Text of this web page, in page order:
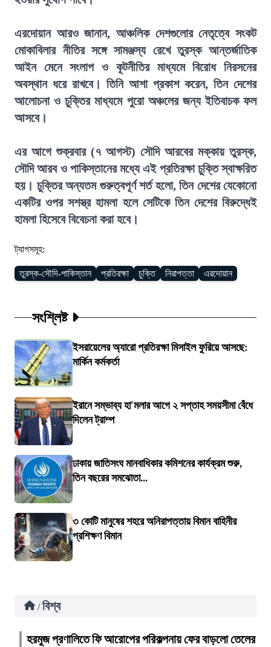
এরদোয়ান আরও জানান, আঞ্চলিক দেশগুলোর নেতৃত্বে সংকট
মোকাবিলার নীতির সঙ্গে সামঞ্জস্য রেখে তুরস্ক আন্তর্জাতিক
আইন মেনে সংলাপ ও কূটনীতির মাধ্যমে বিরোধ নিরসনের
অবস্থান ধরে রাখবে। তিনি আশা প্রকাশ করেন, তিন দেশের
আলোচনা ও চুক্তির মাধ্যমে পুরো অঞ্চলের জন্য ইতিবাচক ফল
আসবে।
এর আগে শুক্রবার (৭ আগস্ট) সৌদি আরবের মক্কায় তুরস্ক,
সৌদি আরব ও পাকিস্তানের মধ্যে এই প্রতিরক্ষা চুক্তি স্বাক্ষরিত
হয়। চুক্তির অন্যতম গুরুত্বপূর্ণ শর্ত হলো, তিন দেশের যেকোনো
একটির ওপর সশস্ত্র হামলা হলে সেটিকে তিন দেশের বিরুদ্ধেই
হামলা হিসেবে বিবেচনা করা হবে।
ট্যাগসমূহ:
তুরস্ক-সৌদি-পাকিস্তান প্রতিরক্ষা চুক্তি নিরাপত্তা এরদোয়ান
সংশ্লিষ্ট
ইসরায়েলের অ্যারো প্রতিরক্ষা মিসাইল ফুরিয়ে আসছে:
মার্কিন কর্মকর্তা
ইরানে সম্ভাব্য হা'মলার আগে ২ সপ্তাহ সময়সীমা বেঁধে
দিলেন ট্রাম্প
ঢাকায় জাতিসংঘ মানবাধিকার কমিশনের কার্যক্রম শুরু,
তিন বছরের সমঝোতা...
৩ কোটি মানুষের শহরে অনিরাপত্তায় বিমান বাহিনীর
প্রশিক্ষণ বিমান
/ বিশ্ব
হরমুজ প্রণালিতে ফি আরোপের পরিকল্পনায় ফের বাড়লো তেলের